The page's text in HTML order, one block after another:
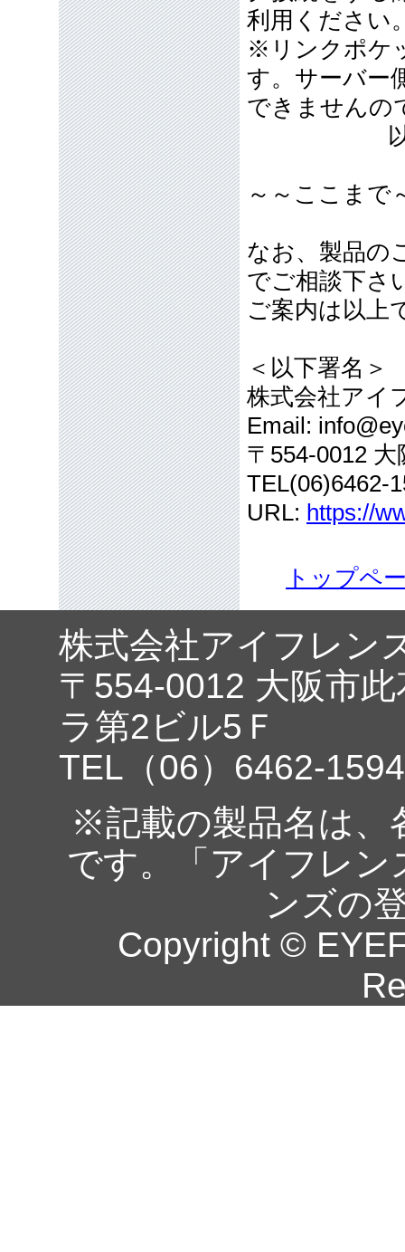
利用ください
※リンクポケ
す。サーバー
できませんの
以
～～ここまで
なお、製品の
でご相談下さ
ご案内は以上
＜以下署名＞
株式会社アイ
Email:
〒554-0012
TEL(06)6462-
URL: https://
トップペ
株式会社アイフレン
〒554-0012 大阪市
ラ第2ビル5Ｆ
TEL（06）6462-
※記載の製品名は、
です。「アイフレ
ンズの
Copyright ©